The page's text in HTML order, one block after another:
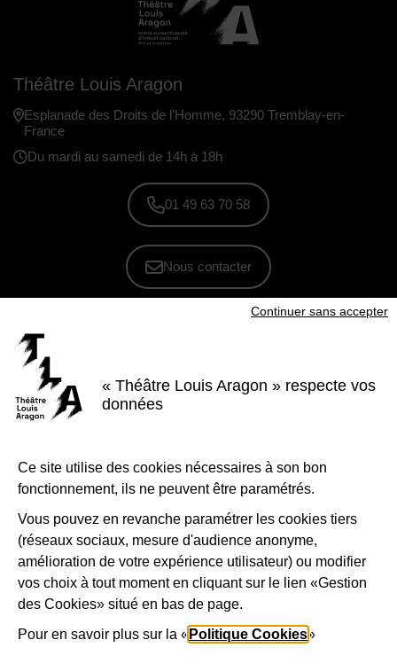
« Théâtre Louis Aragon » respecte vos
données
Ce site utilise des cookies nécessaires à son bon
fonctionnement, ils ne peuvent être paramétrés.
Vous pouvez en revanche paramétrer les cookies tiers
(réseaux sociaux, mesure d'audience anonyme,
amélioration de votre expérience utilisateur) ou modifier
vos choix à tout moment en cliquant sur le lien «Gestion
des Cookies» situé en bas de page.
Pour en savoir plus sur la « Politique Cookies»
Continuer sans accepter
Théâtre Louis Aragon
Esplanade des Droits de l'Homme, 93290 Tremblay-en-
France
Du mardi au samedi de 14h à 18h
01 49 63 70 58
Nous contacter
Facebook
Instagram
YoutubeLinkedIn
Le Théâtre Louis Aragon, scène conventionnée d'intérêt national Art et
création - danse, est soutenu par la Ville de Tremblay-en-France, le
Département de la Seine-Saint-Denis, la Région Île-de-France et le
de-France.
1-Logo-Tremblay 2-
3-Logo_Région_Ile-de-France
4-